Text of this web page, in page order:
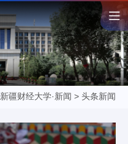
新疆财经大学·新闻 > 头条新闻